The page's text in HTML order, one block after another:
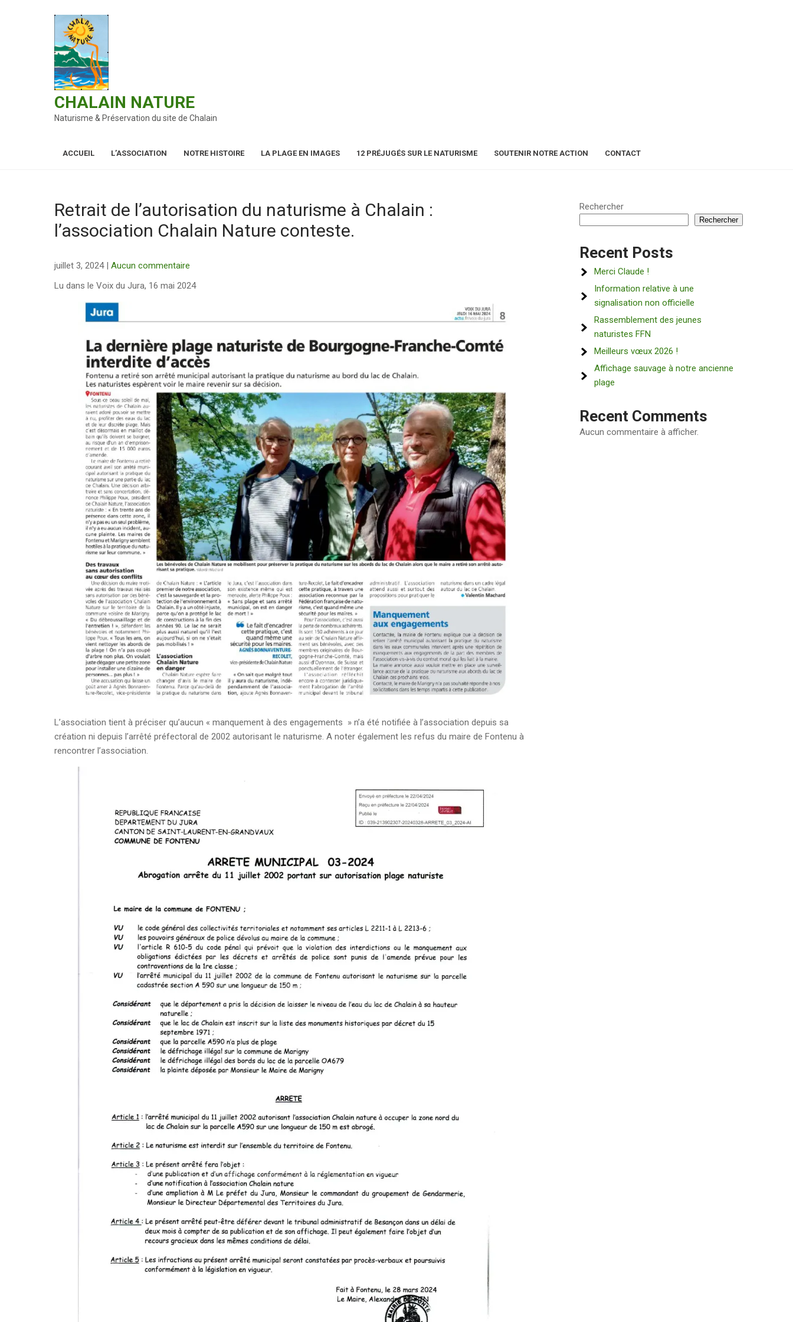
CHALAIN NATURE
Naturisme & Préservation du site de Chalain
ACCUEIL L’ASSOCIATION NOTRE HISTOIRE LA PLAGE EN IMAGES 12 PRÉJUGÉS SUR LE NATURISME SOUTENIR NOTRE ACTION CONTACT
Retrait de l’autorisation du naturisme à Chalain :
l’association Chalain Nature conteste.
juillet 3, 2024 | Aucun commentaire
Lu dans le Voix du Jura, 16 mai 2024
L’association tient à préciser qu’aucun « manquement à des engagements » n’a été notifiée à l’association depuis sa
création ni depuis l’arrêté préfectoral de 2002 autorisant le naturisme. A noter également les refus du maire de Fontenu à
rencontrer l’association.
Rechercher
Rechercher
Recent Posts
Merci Claude !
Information relative à une
signalisation non officielle
Rassemblement des jeunes
naturistes FFN
Meilleurs vœux 2026 !
Affichage sauvage à notre ancienne
plage
Recent Comments
Aucun commentaire à afficher.